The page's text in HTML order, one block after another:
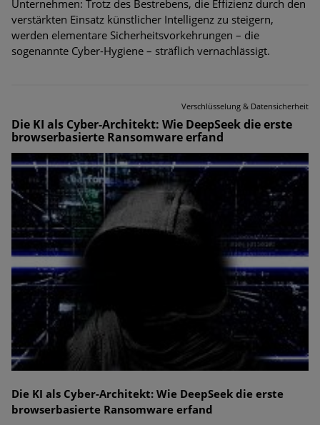
Unternehmen: Trotz des Bestrebens, die Effizienz durch den
verstärkten Einsatz künstlicher Intelligenz zu steigern,
werden elementare Sicherheitsvorkehrungen – die
sogenannte Cyber-Hygiene – sträflich vernachlässigt.
Verschlüsselung & Datensicherheit
Die KI als Cyber-Architekt: Wie DeepSeek die erste
browserbasierte Ransomware erfand
Die KI als Cyber-Architekt: Wie DeepSeek die erste
browserbasierte Ransomware erfand